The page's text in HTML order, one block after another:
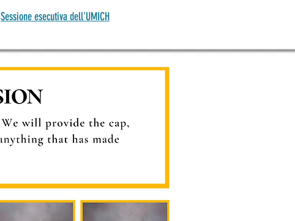
Sessione esecutiva dell'UMICH